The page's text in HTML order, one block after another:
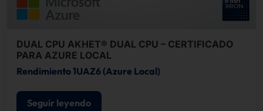
DUAL CPU AKHET® DUAL CPU – CERTIFICADO
PARA AZURE LOCAL
Rendimiento 1UAZ6 (Azure Local)
Seguir leyendo